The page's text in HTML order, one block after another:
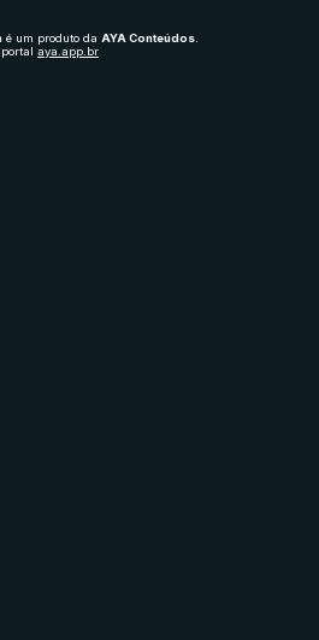
é um produto da AYA Conteúdos
aya.app.br